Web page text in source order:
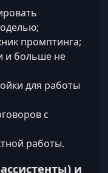
промптинга;
и больше не
для работы
с
работы.
и